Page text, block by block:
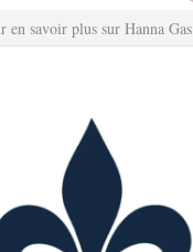
en savoir plus sur Hanna Gas